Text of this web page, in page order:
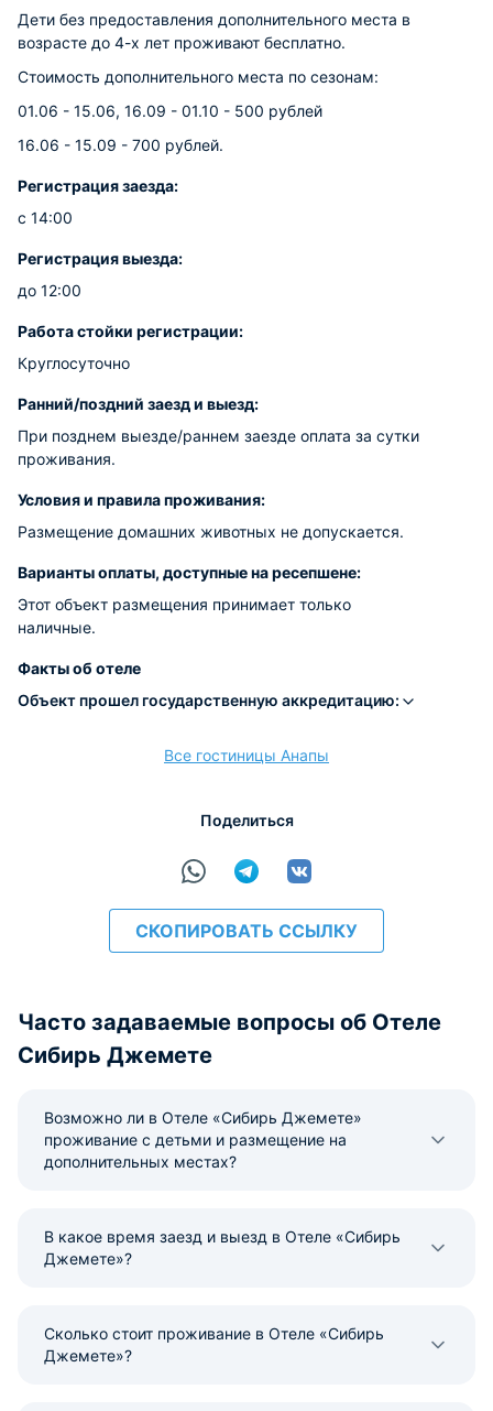
Дети без предоставления дополнительного места в
возрасте до 4-х лет проживают бесплатно.
Стоимость дополнительного места по сезонам:
01.06 - 15.06, 16.09 - 01.10 - 500 рублей
16.06 - 15.09 - 700 рублей.
Регистрация заезда:
с 14:00
Регистрация выезда:
до 12:00
Работа стойки регистрации:
Круглосуточно
Ранний/поздний заезд и выезд:
При позднем выезде/раннем заезде оплата за сутки
проживания.
Условия и правила проживания:
Размещение домашних животных не допускается.
Варианты оплаты, доступные на ресепшене:
Этот объект размещения принимает только
наличные.
Факты об отеле
Объект прошел государственную аккредитацию:
Все гостиницы Анапы
Поделиться
СКОПИРОВАТЬ ССЫЛКУ
Часто задаваемые вопросы об Отеле
Сибирь Джемете
Возможно ли в Отеле «Сибирь Джемете»
проживание с детьми и размещение на
дополнительных местах?
В какое время заезд и выезд в Отеле «Сибирь
Джемете»?
Сколько стоит проживание в Отеле «Сибирь
Джемете»?